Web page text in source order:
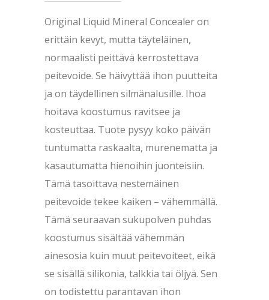
Original Liquid Mineral Concealer on
erittäin kevyt, mutta täyteläinen,
normaalisti peittävä kerrostettava
peitevoide. Se häivyttää ihon puutteita
ja on täydellinen silmänalusille. Ihoa
hoitava koostumus ravitsee ja
kosteuttaa. Tuote pysyy koko päivän
tuntumatta raskaalta, murenematta ja
kasautumatta hienoihin juonteisiin.
Tämä tasoittava nestemäinen
peitevoide tekee kaiken – vähemmällä.
Tämä seuraavan sukupolven puhdas
koostumus sisältää vähemmän
ainesosia kuin muut peitevoiteet, eikä
se sisällä silikonia, talkkia tai öljyä. Sen
on todistettu parantavan ihon